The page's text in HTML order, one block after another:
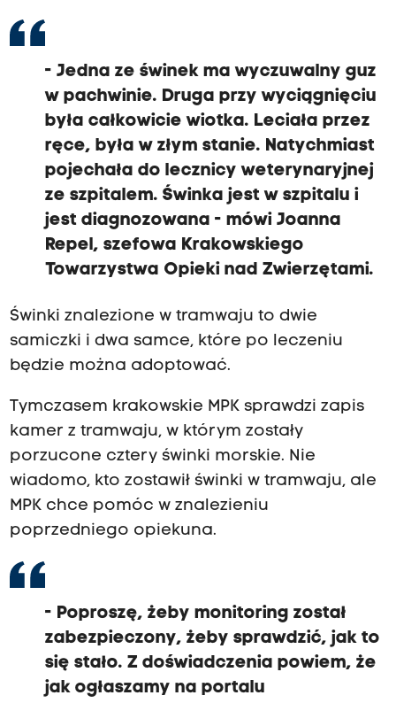
- Jedna ze świnek ma wyczuwalny guz
w pachwinie. Druga przy wyciągnięciu
była całkowicie wiotka. Leciała przez
ręce, była w złym stanie. Natychmiast
pojechała do lecznicy weterynaryjnej
ze szpitalem. Świnka jest w szpitalu i
jest diagnozowana - mówi Joanna
Repel, szefowa Krakowskiego
Towarzystwa Opieki nad Zwierzętami.
Świnki znalezione w tramwaju to dwie
samiczki i dwa samce, które po leczeniu
będzie można adoptować.
Tymczasem krakowskie MPK sprawdzi zapis
kamer z tramwaju, w którym zostały
porzucone cztery świnki morskie. Nie
wiadomo, kto zostawił świnki w tramwaju, ale
MPK chce pomóc w znalezieniu
poprzedniego opiekuna.
- Poproszę, żeby monitoring został
zabezpieczony, żeby sprawdzić, jak to
się stało. Z doświadczenia powiem, że
jak ogłaszamy na portalu